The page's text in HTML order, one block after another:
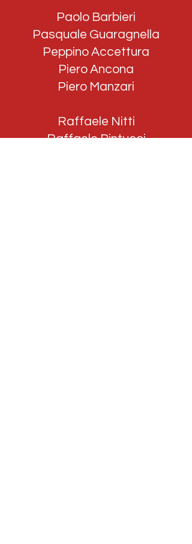
Paolo Barbieri
Pasquale Guaragnella
Peppino Accettura
Piero Ancona
Piero Manzari
Raffaele Nitti
Raffaele Pintucci